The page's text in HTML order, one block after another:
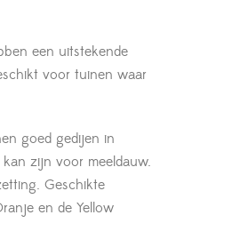
een uitstekende
voor tuinen waar
goed gedijen in
zijn voor meeldauw.
Geschikte
en de Yellow